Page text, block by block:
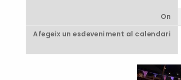
On
Afegeix un esdeveniment al calendari